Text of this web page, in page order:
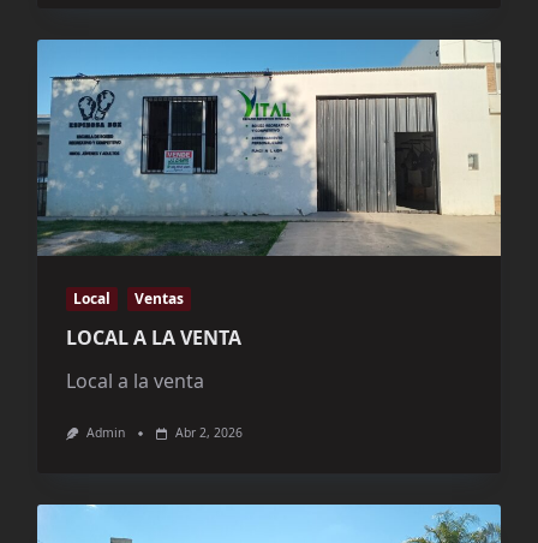
Local Ventas
LOCAL A LA VENTA
Local a la venta
Admin Abr 2, 2026